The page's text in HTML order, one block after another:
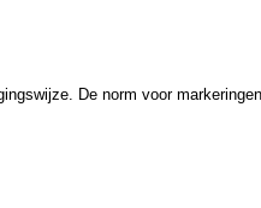
De norm voor